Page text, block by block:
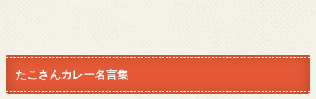
たこさんカレー名言集